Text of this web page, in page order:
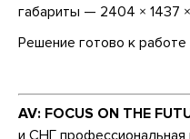
габариты — 2404 × 1437
Решение готово к работе
AV: FOCUS ON THE
и СНГ профессиональная